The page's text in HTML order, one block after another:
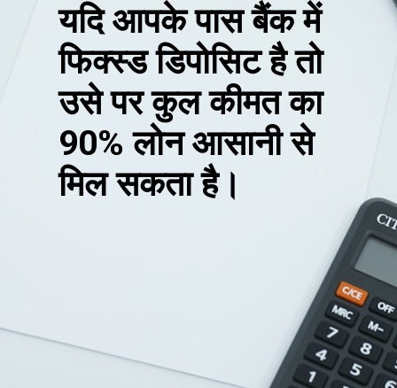
यदि आपके पास बैंक में
फिक्स्ड डिपोसिट है तो
उसे पर कुल कीमत का
90% लोन आसानी से
मिल सकता है।